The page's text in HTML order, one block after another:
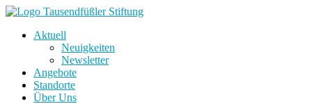
Aktuell
Neuigkeiten
Newsletter
Angebote
Standorte
Über Uns